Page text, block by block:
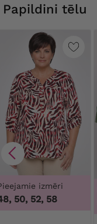
Papildini tēlu
izmēri
50, 52, 58